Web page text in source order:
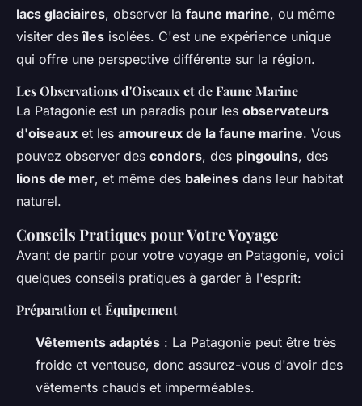
lacs glaciaires, observer la faune marine, ou même
visiter desîles isolées. C'est une expérience unique
qui offre une perspective différente sur la région.
Les Observations d'Oiseaux et de Faune Marine
La Patagonie est un paradis pour les observateurs
d'oiseaux et les amoureux de la faune marine. Vous
pouvez observer des condors, des pingouins, des
lions de mer, et même des baleines dans leur habitat
naturel.
Conseils Pratiques pour Votre Voyage
Avant de partir pour votre voyage en Patagonie, voici
quelques conseils pratiques à garder à l'esprit:
Préparation et Équipement
Vêtements adaptés : La Patagonie peut être très
froide et venteuse, donc assurez-vous d'avoir des
vêtements chauds et imperméables.